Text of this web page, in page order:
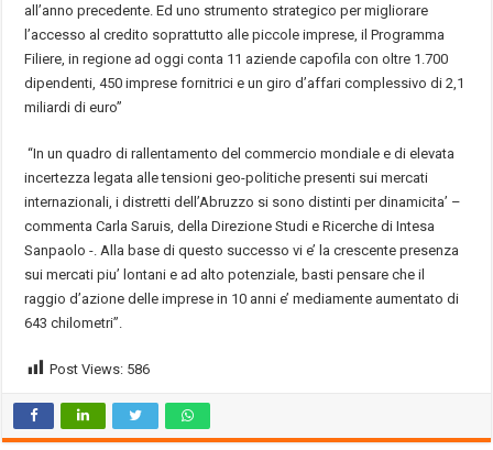
all’anno precedente. Ed uno strumento strategico per migliorare
l’accesso al credito soprattutto alle piccole imprese, il Programma
Filiere, in regione ad oggi conta 11 aziende capofila con oltre 1.700
dipendenti, 450 imprese fornitrici e un giro d’affari complessivo di 2,1
miliardi di euro”
“In un quadro di rallentamento del commercio mondiale e di elevata
incertezza legata alle tensioni geo-politiche presenti sui mercati
internazionali, i distretti dell’Abruzzo si sono distinti per dinamicita’ –
commenta Carla Saruis, della Direzione Studi e Ricerche di Intesa
Sanpaolo -. Alla base di questo successo vi e’ la crescente presenza
sui mercati piu’ lontani e ad alto potenziale, basti pensare che il
raggio d’azione delle imprese in 10 anni e’ mediamente aumentato di
643 chilometri”.
Post Views: 586